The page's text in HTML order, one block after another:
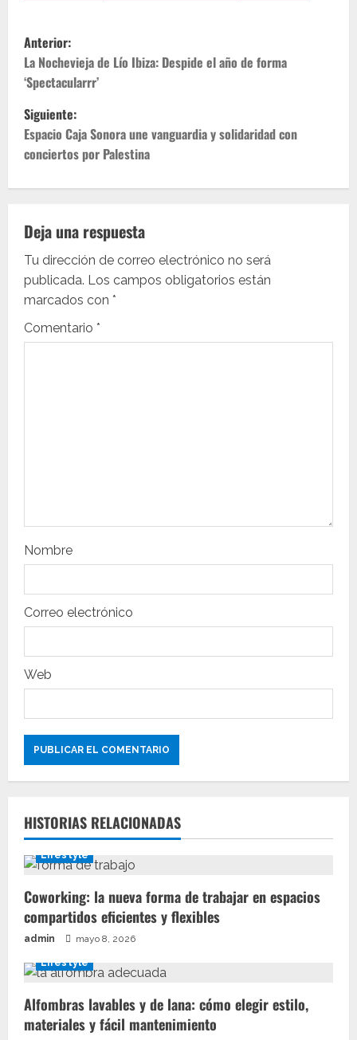
N
a
v
e
g
c
i
ó
n
r
a
d
a
s
Anterior:
La Nochevieja de Lío Ibiza: Despide el año de forma
‘Spectacularrr’
Siguiente:
Espacio Caja Sonora une vanguardia y solidaridad con
conciertos por Palestina
Deja una respuesta
Tu dirección de correo electrónico no será
publicada. Los campos obligatorios están
marcados con *
Comentario *
Nombre
Correo electrónico
Web
HISTORIAS RELACIONADAS
Lifestyle
Coworking: la nueva forma de trabajar en espacios
compartidos eficientes y flexibles
admin mayo 8, 2026
Lifestyle
Alfombras lavables y de lana: cómo elegir estilo,
materiales y fácil mantenimiento